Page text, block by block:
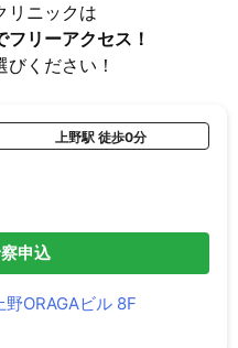
リニックは
フリーアクセス！
ください！
上野駅 徒歩0分
申込
ORAGAビル 8F